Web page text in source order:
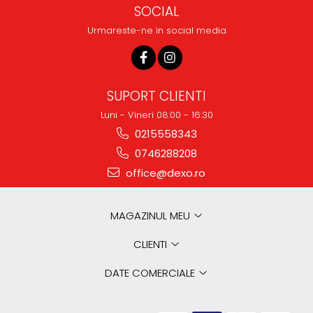
SOCIAL
Urmareste-ne in social media
SUPORT CLIENTI
Luni - Vineri 08:00 - 16:30
0215558343
0746288208
office@dexo.ro
MAGAZINUL MEU
CLIENTI
DATE COMERCIALE